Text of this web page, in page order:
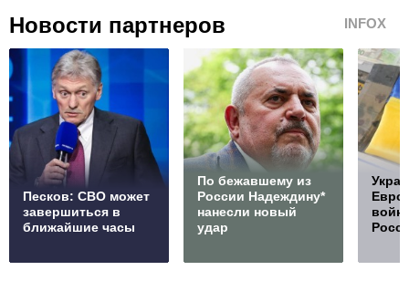
Новости партнеров INFOX
Песков: СВО может
завершиться в
ближайшие часы
По бежавшему из
России Надеждину*
нанесли новый
удар